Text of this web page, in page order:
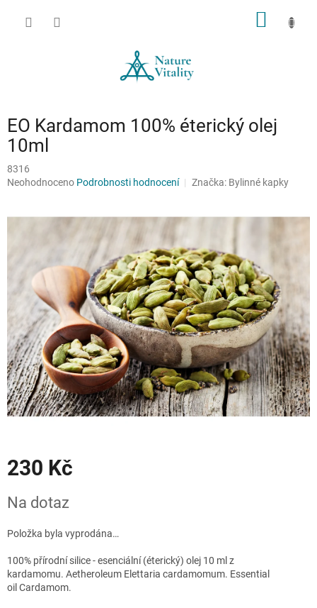
EO Kardamom 100% éterický olej
10ml
8316
Průměrné
hvězdiček.
Neohodnoceno Podrobnosti hodnocení Značka: Bylinné kapky
230 Kč
cena:
Na dotaz
Položka byla vyprodána…
100% přírodní silice - esenciální (éterický) olej 10 ml z
kardamomu. Aetheroleum Elettaria cardamomum. Essential
oil Cardamom.